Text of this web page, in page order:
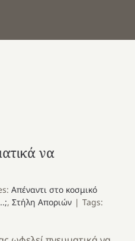
να
Απέναντι στο κοσμικό
, Στήλη Αποριών | Tags: